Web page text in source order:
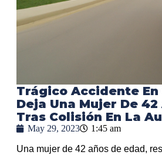
Trágico Accidente
Deja Una Mujer De
Tras Colisión En La
May 29, 2023 1:45 am
Una mujer de 42 años de edad,